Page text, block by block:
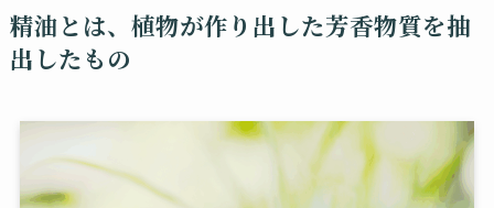
精油とは、植物が作り出した芳香物質を抽
出したもの